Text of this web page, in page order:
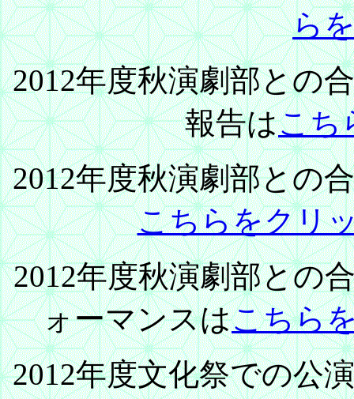
ら
2012年度秋演劇部との
報告はこち
2012年度秋演劇部との
こちらをクリ
2012年度秋演劇部との
ォーマンスはこちら
2012年度文化祭での公